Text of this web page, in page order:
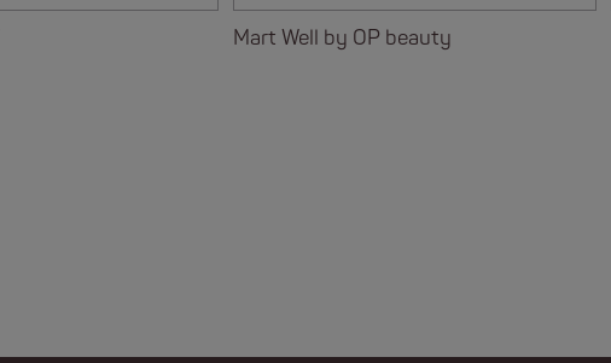
Mart Well by OP beauty